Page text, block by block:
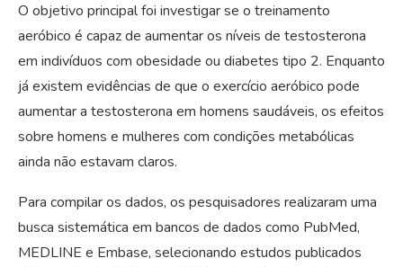
O objetivo principal foi investigar se o treinamento
aeróbico é capaz de aumentar os níveis de testosterona
em indivíduos com obesidade ou diabetes tipo 2. Enquanto
já existem evidências de que o exercício aeróbico pode
aumentar a testosterona em homens saudáveis, os efeitos
sobre homens e mulheres com condições metabólicas
ainda não estavam claros.
Para compilar os dados, os pesquisadores realizaram uma
busca sistemática em bancos de dados como PubMed,
MEDLINE e Embase, selecionando estudos publicados